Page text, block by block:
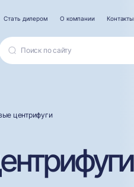
Стать дилером О компании Контакты
центрифуги